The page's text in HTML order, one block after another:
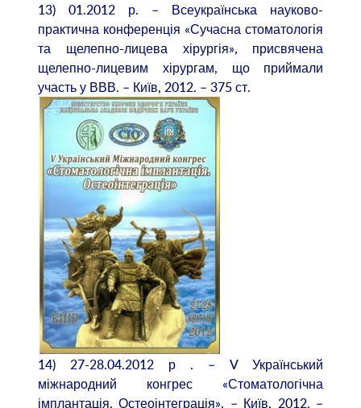
13) 01.2012 р. – Всеукраїнська науково-
практична конференція «Сучасна стоматологія
та щелепно-лицева хірургія», присвячена
щелепно-лицевим хірургам, що приймали
участь у ВВВ. – Київ, 2012. – 375 ст.
14) 27-28.04.2012 р . – V Український
міжнародний конгрес «Стоматологічна
імплантація. Остеоінтеграція». – Київ, 2012. –